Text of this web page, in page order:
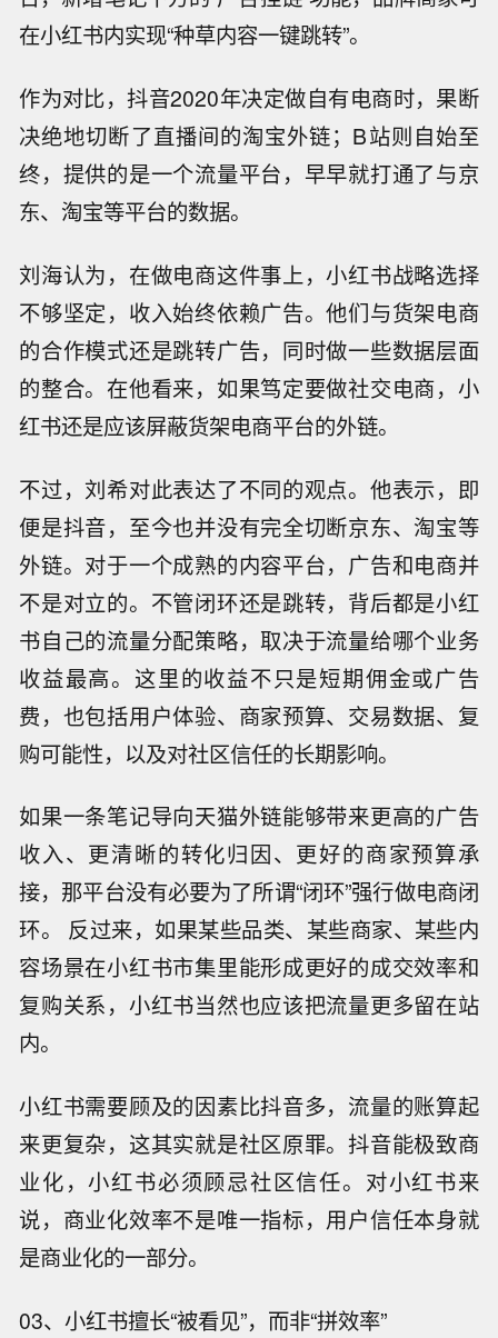
在小红书内实现“种草内容一键跳转”。
作为对比，抖音2020年决定做自有电商时，果断
决绝地切断了直播间的淘宝外链；B站则自始至
终，提供的是一个流量平台，早早就打通了与京
东、淘宝等平台的数据。
刘海认为，在做电商这件事上，小红书战略选择
不够坚定，收入始终依赖广告。他们与货架电商
的合作模式还是跳转广告，同时做一些数据层面
的整合。在他看来，如果笃定要做社交电商，小
红书还是应该屏蔽货架电商平台的外链。
不过，刘希对此表达了不同的观点。他表示，即
便是抖音，至今也并没有完全切断京东、淘宝等
外链。对于一个成熟的内容平台，广告和电商并
不是对立的。不管闭环还是跳转，背后都是小红
书自己的流量分配策略，取决于流量给哪个业务
收益最高。这里的收益不只是短期佣金或广告
费，也包括用户体验、商家预算、交易数据、复
购可能性，以及对社区信任的长期影响。
如果一条笔记导向天猫外链能够带来更高的广告
收入、更清晰的转化归因、更好的商家预算承
接，那平台没有必要为了所谓“闭环”强行做电商闭
环。 反过来，如果某些品类、某些商家、某些内
容场景在小红书市集里能形成更好的成交效率和
复购关系，小红书当然也应该把流量更多留在站
内。
小红书需要顾及的因素比抖音多，流量的账算起
来更复杂，这其实就是社区原罪。抖音能极致商
业化，小红书必须顾忌社区信任。对小红书来
说，商业化效率不是唯一指标，用户信任本身就
是商业化的一部分。
03、小红书擅长“被看见”，而非“拼效率”